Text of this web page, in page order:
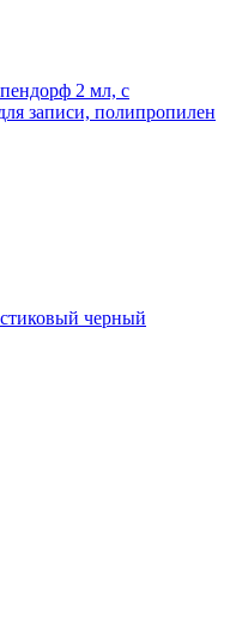
2 мл, с
записи, полипропилен
черный